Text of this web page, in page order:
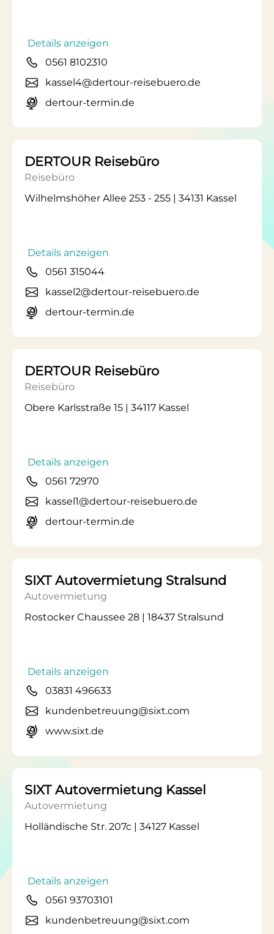
Details anzeigen
0561 8102310
kassel4@dertour-reisebuero.de
dertour-termin.de
DERTOUR Reisebüro
Reisebüro
Wilhelmshöher Allee 253 - 255 | 34131 Kassel
Details anzeigen
0561 315044
kassel2@dertour-reisebuero.de
dertour-termin.de
DERTOUR Reisebüro
Reisebüro
Obere Karlsstraße 15 | 34117 Kassel
Details anzeigen
0561 72970
kassel1@dertour-reisebuero.de
dertour-termin.de
SIXT Autovermietung Stralsund
Autovermietung
Rostocker Chaussee 28 | 18437 Stralsund
Details anzeigen
03831 496633
kundenbetreuung@sixt.com
www.sixt.de
SIXT Autovermietung Kassel
Autovermietung
Holländische Str. 207c | 34127 Kassel
Details anzeigen
0561 93703101
kundenbetreuung@sixt.com